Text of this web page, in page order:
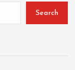
Search